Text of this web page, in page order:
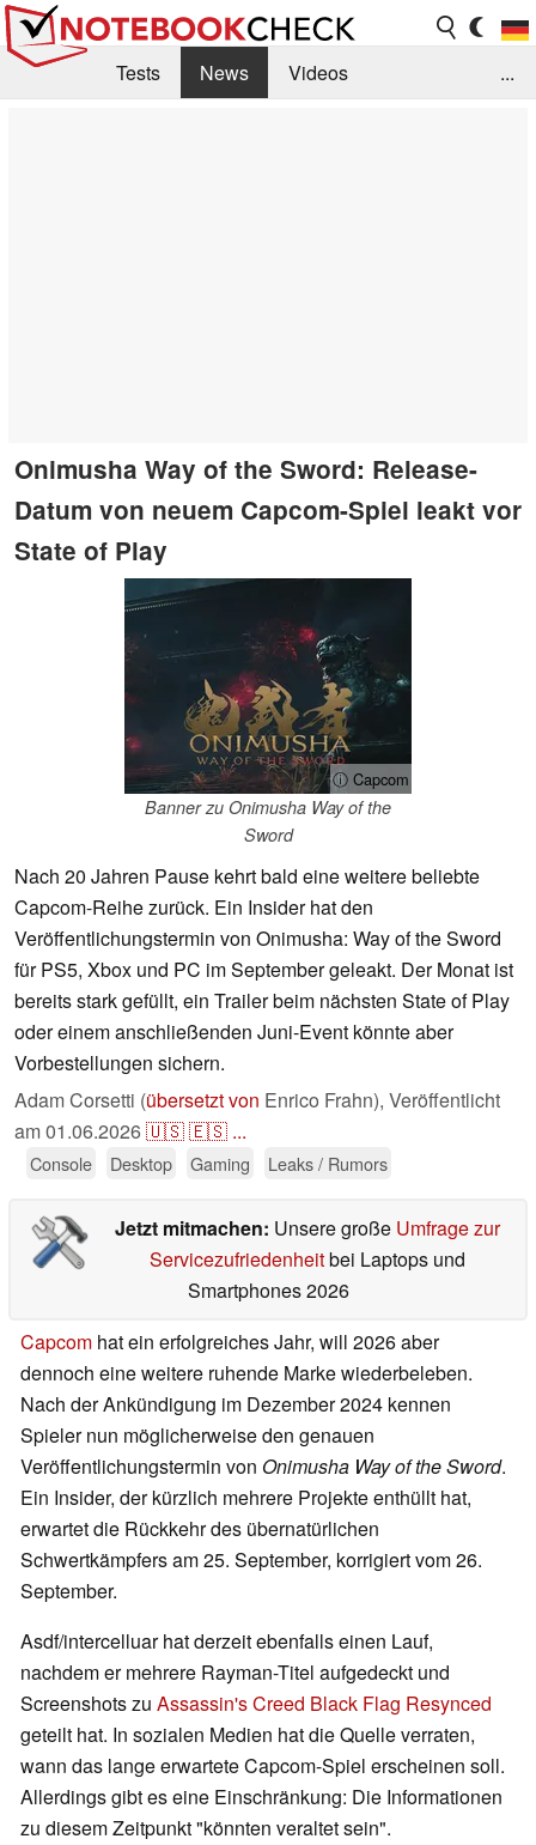
Tests News
Videos
...
Onimusha Way of the Sword: Release-
Datum von neuem Capcom-Spiel leakt vor
State of Play
ⓘ Capcom
Banner zu Onimusha Way of the
Sword
Nach 20 Jahren Pause kehrt bald eine weitere beliebte
Capcom-Reihe zurück. Ein Insider hat den
Veröffentlichungstermin von Onimusha: Way of the Sword
für PS5, Xbox und PC im September geleakt. Der Monat ist
bereits stark gefüllt, ein Trailer beim nächsten State of Play
oder einem anschließenden Juni-Event könnte aber
Vorbestellungen sichern.
Adam Corsetti (übersetzt von Enrico Frahn), Veröffentlicht
am01.06.2026🇺🇸🇪🇸 ...
Console Desktop Gaming Leaks / Rumors
Jetzt mitmachen: Unsere große Umfrage zur
Servicezufriedenheitbei Laptops und
Smartphones 2026
Capcom hat ein erfolgreiches Jahr, will 2026 aber
dennoch eine weitere ruhende Marke wiederbeleben.
Nach der Ankündigung im Dezember 2024 kennen
Spieler nun möglicherweise den genauen
Veröffentlichungstermin von Onimusha Way of the Sword.
Ein Insider, der kürzlich mehrere Projekte enthüllt hat,
erwartet die Rückkehr des übernatürlichen
Schwertkämpfers am 25. September, korrigiert vom 26.
September.
Asdf/intercelluar hat derzeit ebenfalls einen Lauf,
nachdem er mehrere Rayman-Titel aufgedeckt und
Screenshots zu Assassin's Creed Black Flag Resynced
geteilt hat. In sozialen Medien hat die Quelle verraten,
wann das lange erwartete Capcom-Spiel erscheinen soll.
Allerdings gibt es eine Einschränkung: Die Informationen
zu diesem Zeitpunkt "könnten veraltet sein".